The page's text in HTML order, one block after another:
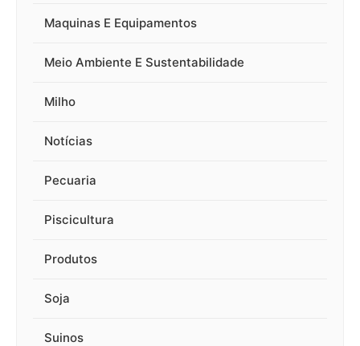
Maquinas E Equipamentos
Meio Ambiente E Sustentabilidade
Milho
Notícias
Pecuaria
Piscicultura
Produtos
Soja
Suinos